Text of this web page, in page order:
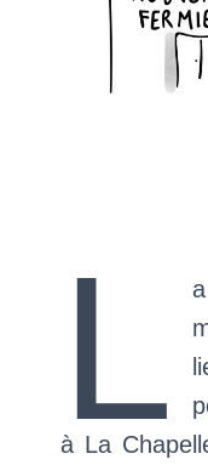
L
à La